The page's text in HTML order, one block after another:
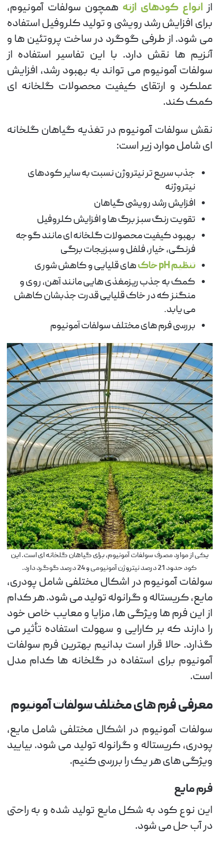
ازانواع کودهای ازته همچون سولفات آمونیوم،
برای افزایش رشد رویشی و تولید کلروفیل استفاده
می شود. از طرفی گوگرد در ساخت پروتئین ها و
آنزیم ها نقش دارد. با این تفاسیر استفاده از
سولفات آمونیوم می تواند به بهبود رشد، افزایش
عملکرد و ارتقای کیفیت محصولات گلخانه ای
کمک کند.
نقش سولفات آمونیوم در تغذیه گیاهان گلخانه
ای شامل موارد زیر است:
جذب سریع تر نیتروژن نسبت به سایر کودهای
نیتروژنه
افزایش رشد رویشی گیاهان
تقویت رنگ سبز برگ ها و افزایش کلروفیل
بهبود کیفیت محصولات گلخانه ای مانند گوجه
فرنگی، خیار، فلفل و سبزیجات برگی
تنظیم pH خاک
های قلیایی و کاهش شوری
کمک به جذب ریزمغذی هایی مانند آهن، روی و
منگنز که در خاک قلیایی قدرت جذبشان کاهش
می یابد.
بررسی فرم های مختلف سولفات آمونیوم
یکی از موارد مصرف سولفات آمونیوم، برای گیاهان گلخانه ای است. این
کود حدود 21 درصد نیتروژن آمونیومی و 24 درصد گوگرد دارد.
سولفات آمونیوم در اشکال مختلفی شامل پودری،
مایع، کریستاله و گرانوله تولید می شود. هر کدام
از این فرم ها ویژگی ها، مزایا و معایب خاص خود
را دارند که بر کارایی و سهولت استفاده تأثیر می
گذارد. حالا قرار است بدانیم بهترین فرم سولفات
آمونیوم برای استفاده در گلخانه ها کدام مدل
است.
معرفی فرم های مختلف سولفات آمونیوم
سولفات آمونیوم در اشکال مختلفی شامل مایع،
پودری، کریستاله و گرانوله تولید می شود. بیایید
ویژگی های هر یک را بررسی کنیم.
فرم مایع
این نوع کود به شکل مایع تولید شده و به راحتی
در آب حل می شود.